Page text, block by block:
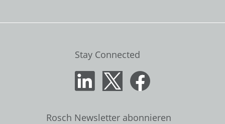
Stay Connected
Rosch Newsletter abonnieren